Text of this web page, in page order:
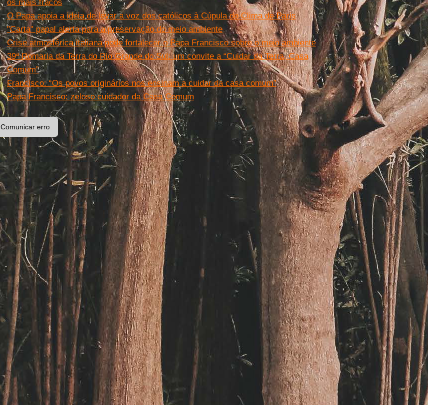
os mais fracos
O Papa apoia a ideia de levar a voz dos católicos à Cúpula do Clima de Paris
"Carta" papal alerta para a preservação do meio ambiente
Crise atmosférica italiana pode fortalecer o Papa Francisco sobre o meio ambiente
39ª Romaria da Terra do Rio Grande do Sul: um convite a “Cuidar da Terra, Casa
Comum”
Francisco: “Os povos originários nos ensinam a cuidar da casa comum”
Papa Francisco: zeloso cuidador da Casa Comum
Comunicar erro